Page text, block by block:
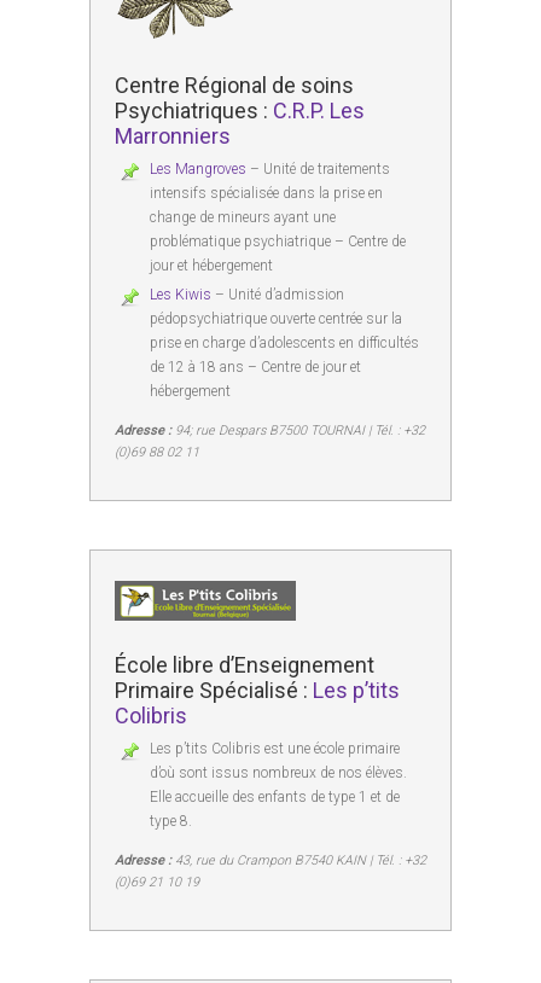
Centre Régional de soins
Psychiatriques : C.R.P. Les
Marronniers
Les Mangroves – Unité de traitements
intensifs spécialisée dans la prise en
change de mineurs ayant une
problématique psychiatrique – Centre de
jour et hébergement
Les Kiwis – Unité d’admission
pédopsychiatrique ouverte centrée sur la
prise en charge d’adolescents en difficultés
de 12 à 18 ans – Centre de jour et
hébergement
Adresse :94; rue Despars B7500 TOURNAI | Tél. : +32
(0)69 88 02 11
École libre d’Enseignement
Primaire Spécialisé : Les p’tits
Colibris
Les p’tits Colibris est une école primaire
d’où sont issus nombreux de nos élèves.
Elle accueille des enfants de type 1 et de
type 8.
Adresse :43, rue du Crampon B7540 KAIN | Tél. : +32
(0)69 21 10 19